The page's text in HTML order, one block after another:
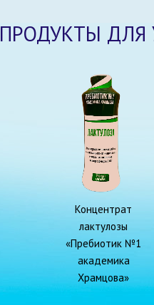
ПРОДУКТЫ ДЛЯ
Концентрат
лактулозы
«Пребиотик №1
академика
Храмцова»